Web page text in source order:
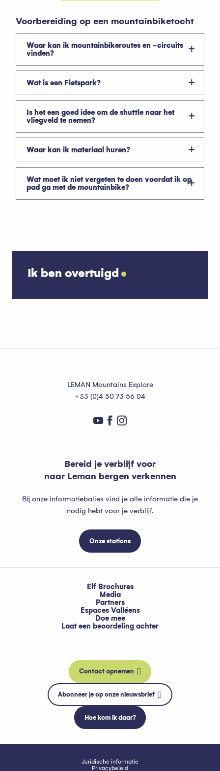
Voorbereiding op een mountainbiketocht
Waar kan ik mountainbikeroutes en -circuits
vinden?
Wat is een Fietspark?
Is het een goed idee om de shuttle naar het
vliegveld te nemen?
Waar kan ik materiaal huren?
Wat moet ik niet vergeten te doen voordat ik op
pad ga met de mountainbike?
Ik ben overtuigd
LEMAN Mountains Explore
+33 (0)4 50 73 56 04
Bereid je verblijf voor
naar Leman bergen verkennen
Bij onze informatiebalies vind je alle informatie die je
nodig hebt voor je verblijf.
Onze stations
Elf Brochures
Media
Partners
Espaces Valléens
Doe mee
Laat een beoordeling achter
Contact opnemen
Abonneer je op onze nieuwsbrief
Hoe kom ik daar?
Juridische informatie
Privacybeleid